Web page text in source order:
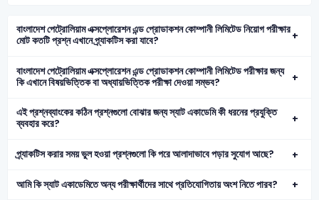
বাংলাদেশ পেট্রোলিয়াম এক্সপ্লোরেশন এন্ড প্রোডাকশন কোম্পানী লিমিটেড নিয়োগ পরীক্ষার
মোট কতটি প্রশ্ন এখানে প্র্যাকটিস করা যাবে?
বাংলাদেশ পেট্রোলিয়াম এক্সপ্লোরেশন এন্ড প্রোডাকশন কোম্পানী লিমিটেড পরীক্ষার জন্য
কি এখানে বিষয়ভিত্তিক বা অধ্যায়ভিত্তিক পরীক্ষা দেওয়া সম্ভব?
এই প্রশ্নব্যাংকের কঠিন প্রশ্নগুলো বোঝার জন্য স্যাট একাডেমি কী ধরনের প্রযুক্তি
ব্যবহার করে?
প্র্যাকটিস করার সময় ভুল হওয়া প্রশ্নগুলো কি পরে আলাদাভাবে পড়ার সুযোগ আছে?
আমি কি স্যাট একাডেমিতে অন্য পরীক্ষার্থীদের সাথে প্রতিযোগিতায় অংশ নিতে পারব?